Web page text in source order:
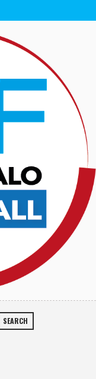
SEARCH